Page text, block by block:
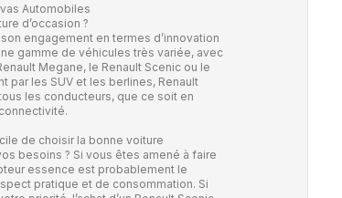
Automobiles
d’occasion ?
engagement en termes d’innovation
gamme de véhicules très variée, avec
Megane, le Renault Scenic ou le
par les SUV et les berlines, Renault
les conducteurs, que ce soit en
de choisir la bonne voiture
besoins ? Si vous êtes amené à faire
essence est probablement le
pratique et de consommation. Si